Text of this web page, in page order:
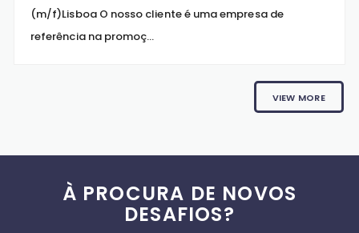
(m/f)Lisboa O nosso cliente é uma empresa de
referência na promoç...
VIEW MORE
À PROCURA DE NOVOS
DESAFIOS?